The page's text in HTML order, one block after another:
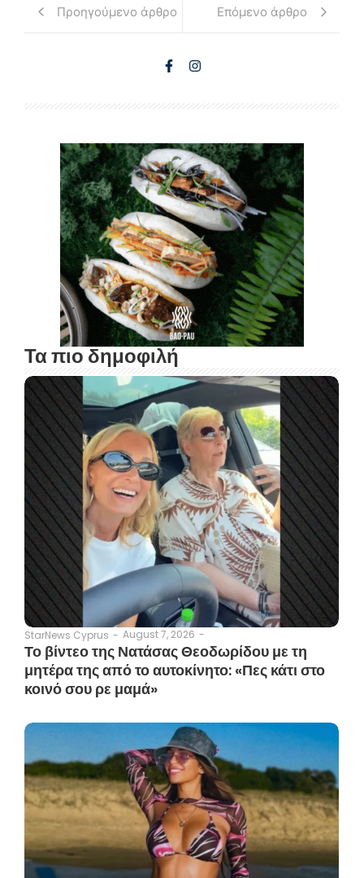
Προηγούμενο άρθρο Επόμενο άρθρο
Τα πιο δημοφιλή
StarNews Cyprus - August 7, 2026 -
Το βίντεο της Νατάσας Θεοδωρίδου με τη
μητέρα της από το αυτοκίνητο: «Πες κάτι στο
κοινό σου ρε μαμά»